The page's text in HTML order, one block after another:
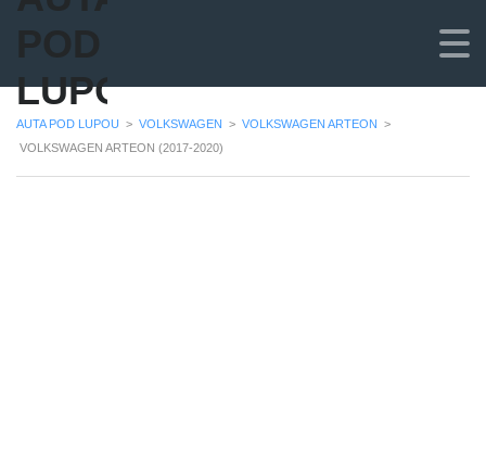
POD
LUPOU
AUTA POD LUPOU > VOLKSWAGEN > VOLKSWAGEN ARTEON >
VOLKSWAGEN ARTEON (2017-2020)